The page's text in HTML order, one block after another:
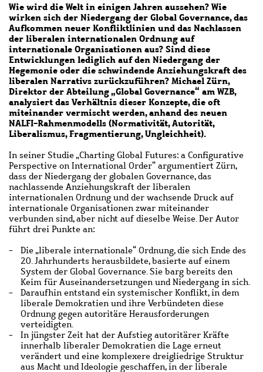
Wie wird die Welt in einigen Jahren aussehen? Wie
wirken sich der Niedergang der Global Governance, das
Aufkommen neuer Konfliktlinien und das Nachlassen
der liberalen internationalen Ordnung auf
internationale Organisationen aus? Sind diese
Entwicklungen lediglich auf den Niedergang der
Hegemonie oder die schwindende Anziehungskraft des
liberalen Narrativs zurückzuführen? Michael Zürn,
Direktor der Abteilung „Global Governance“ am WZB,
analysiert das Verhältnis dieser Konzepte, die oft
miteinander vermischt werden, anhand des neuen
NALFI-Rahmenmodells (Normativität, Autorität,
Liberalismus, Fragmentierung, Ungleichheit).
In seiner Studie „Charting Global Futures: a Configurative
Perspective on International Order“ argumentiert Zürn,
dass der Niedergang der globalen Governance, das
nachlassende Anziehungskraft der liberalen
internationalen Ordnung und der wachsende Druck auf
internationale Organisationen zwar miteinander
verbunden sind, aber nicht auf dieselbe Weise. Der Autor
führt drei Punkte an:
Die „liberale internationale“ Ordnung, die sich Ende des
20. Jahrhunderts herausbildete, basierte auf einem
System der Global Governance. Sie barg bereits den
Keim für Auseinandersetzungen und Niedergang in sich.
Daraufhin entstand ein systemischer Konflikt, in dem
liberale Demokratien und ihre Verbündeten diese
Ordnung gegen autoritäre Herausforderungen
verteidigten.
In jüngster Zeit hat der Aufstieg autoritärer Kräfte
innerhalb liberaler Demokratien die Lage erneut
verändert und eine komplexere dreigliedrige Struktur
aus Macht und Ideologie geschaffen, in der liberale